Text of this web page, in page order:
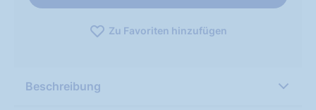
Zu Favoriten hinzufügen
Beschreibung